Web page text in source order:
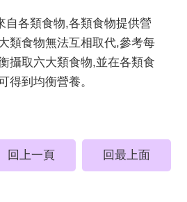
自各類食物,各類食物提供營
類食物無法互相取代,參考每
攝取六大類食物,並在各類食
得到均衡營養。
回上一頁 回最上面